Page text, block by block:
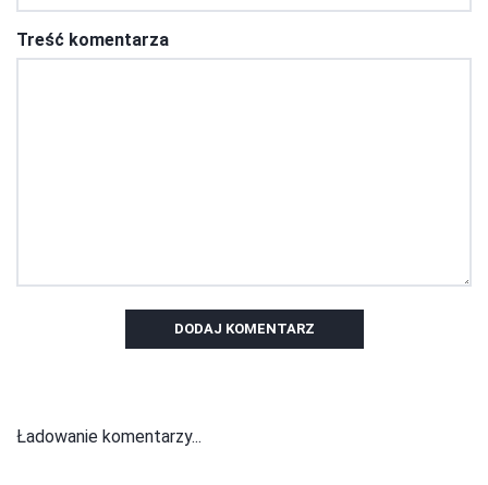
Treść komentarza
DODAJ KOMENTARZ
Ładowanie komentarzy...